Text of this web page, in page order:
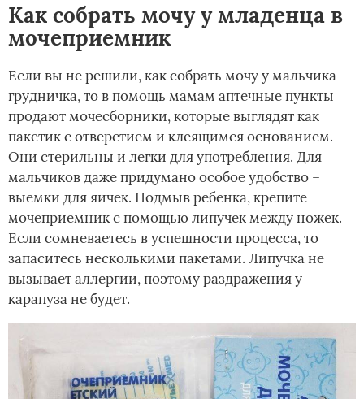
Как собрать мочу у младенца в
мочеприемник
Если вы не решили, как собрать мочу у мальчика-
грудничка, то в помощь мамам аптечные пункты
продают мочесборники, которые выглядят как
пакетик с отверстием и клеящимся основанием.
Они стерильны и легки для употребления. Для
мальчиков даже придумано особое удобство –
выемки для яичек. Подмыв ребенка, крепите
мочеприемник с помощью липучек между ножек.
Если сомневаетесь в успешности процесса, то
запаситесь несколькими пакетами. Липучка не
вызывает аллергии, поэтому раздражения у
карапуза не будет.